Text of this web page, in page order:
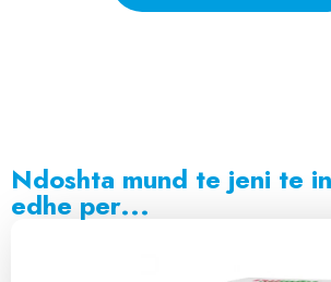
Ndoshta mund te jeni te
edhe per...